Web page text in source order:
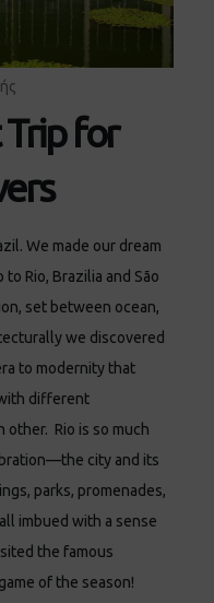
Trip for
We made our dream
Rio, Brazilia and São
set between ocean,
we discovered
to modernity that
different
Rio is so much
city and its
parks, promenades,
imbued with a sense
the famous
of the season!